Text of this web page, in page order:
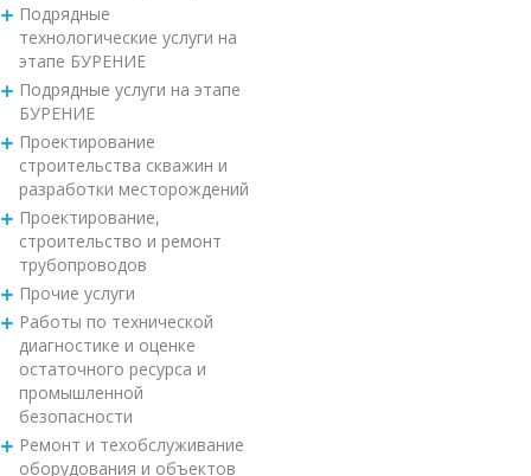
Подрядные
технологические услуги на
этапе БУРЕНИЕ
Подрядные услуги на этапе
БУРЕНИЕ
Проектирование
строительства скважин и
разработки месторождений
Проектирование,
строительство и ремонт
трубопроводов
Прочие услуги
Работы по технической
диагностике и оценке
остаточного ресурса и
промышленной
безопасности
Ремонт и техобслуживание
оборудования и объектов